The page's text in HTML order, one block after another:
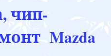
чип-
Mazda